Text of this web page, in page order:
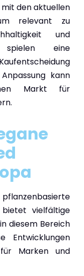
den aktuellen
relevant zu
und
spielen eine
kann
Markt für
vielfältige
diesem Bereich
Entwicklungen
Marken und